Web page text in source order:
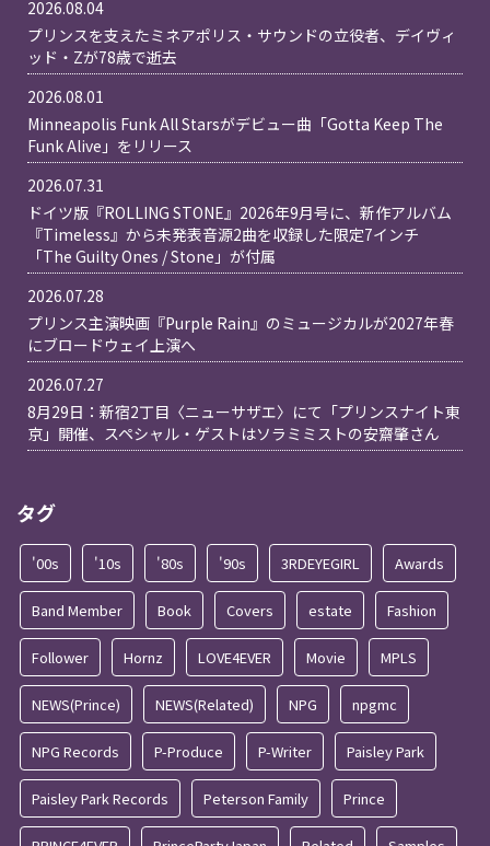
2026.08.04
プリンスを支えたミネアポリス・サウンドの立役者、デイヴィ
ッド・Zが78歳で逝去
2026.08.01
Minneapolis Funk All Starsがデビュー曲「Gotta Keep The
Funk Alive」をリリース
2026.07.31
ドイツ版『ROLLING STONE』2026年9月号に、新作アルバム
『Timeless』から未発表音源2曲を収録した限定7インチ
「The Guilty Ones / Stone」が付属
2026.07.28
プリンス主演映画『Purple Rain』のミュージカルが2027年春
にブロードウェイ上演へ
2026.07.27
8月29日：新宿2丁目〈ニューサザエ〉にて「プリンスナイト東
京」開催、スペシャル・ゲストはソラミミストの安齋肇さん
タグ
'00s '10s '80s '90s 3RDEYEGIRL Awards
Band Member Book Covers estate Fashion
Follower Hornz LOVE4EVER Movie MPLS
NEWS(Prince) NEWS(Related) NPG npgmc
NPG Records P-Produce P-Writer Paisley Park
Paisley Park Records Peterson Family Prince